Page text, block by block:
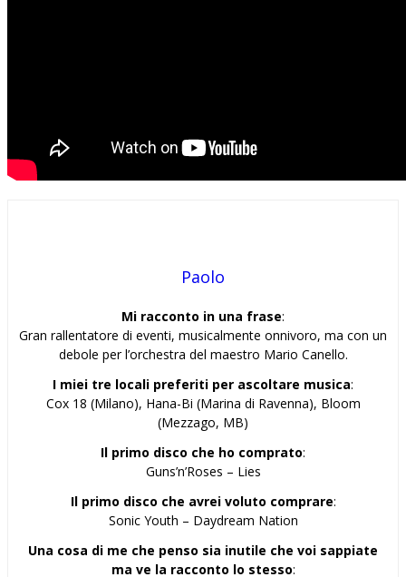
Paolo
Mi racconto in una frase:
Gran rallentatore di eventi, musicalmente onnivoro, ma con un
debole per l’orchestra del maestro Mario Canello.
I miei tre locali preferiti per ascoltare musica:
Cox 18 (Milano), Hana-Bi (Marina di Ravenna), Bloom
(Mezzago, MB)
Il primo disco che ho comprato:
Guns’n’Roses – Lies
Il primo disco che avrei voluto comprare:
Sonic Youth – Daydream Nation
Una cosa di me che penso sia inutile che voi sappiate
ma ve la racconto lo stesso: